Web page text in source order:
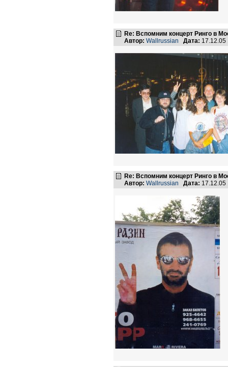
Re: Вспомним концерт Ринго в
Автор: Wallrussian Дата:
Re: Вспомним концерт Ринго в
Автор: Wallrussian Дата: